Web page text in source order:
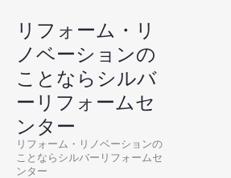
リフォーム・リ
ノベーションの
ことならシルバ
ーリフォームセ
ンター
リフォーム・リノベーションの
ことならシルバーリフォームセ
ンター